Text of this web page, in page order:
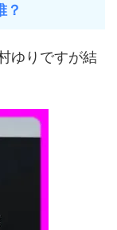
？
ゆりですが結